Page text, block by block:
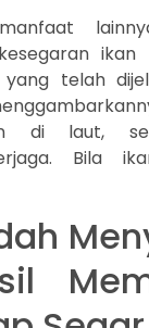
telah
di laut,
Bila